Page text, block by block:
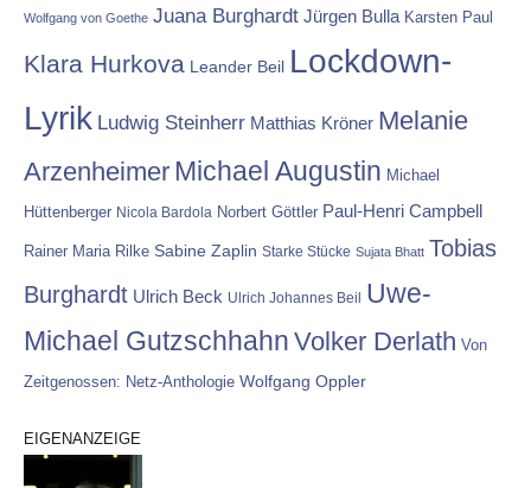
Wolfgang von Goethe Juana Burghardt Jürgen Bulla Karsten Paul
Klara Hurkova Leander Beil Lockdown-
Lyrik Ludwig Steinherr Matthias Kröner Melanie
Arzenheimer Michael Augustin Michael
Hüttenberger Nicola Bardola Norbert Göttler Paul-Henri Campbell
Rainer Maria Rilke Sabine Zaplin Starke Stücke Sujata Bhatt Tobias
Burghardt Ulrich Beck Ulrich Johannes Beil
Uwe-
Michael Gutzschhahn Volker Derlath Von
Zeitgenossen: Netz-Anthologie Wolfgang Oppler
EIGENANZEIGE